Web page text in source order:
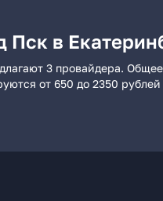
Пск в
3 провайдера.
от 650 до 2350